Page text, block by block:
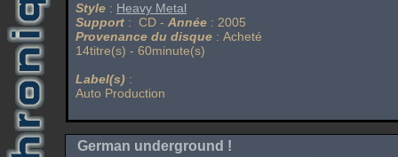
Style : Heavy Metal
Support : CD - Année : 2005
Provenance du disque : Acheté
14titre(s) - 60minute(s)
Label(s) :
Auto Production
German underground !